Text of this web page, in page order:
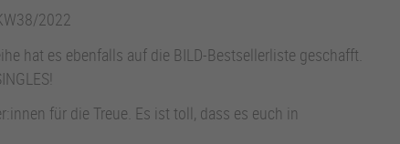
2022
hat es ebenfalls auf die BILD-Bestsellerliste geschafft.
für die Treue. Es ist toll, dass es euch in